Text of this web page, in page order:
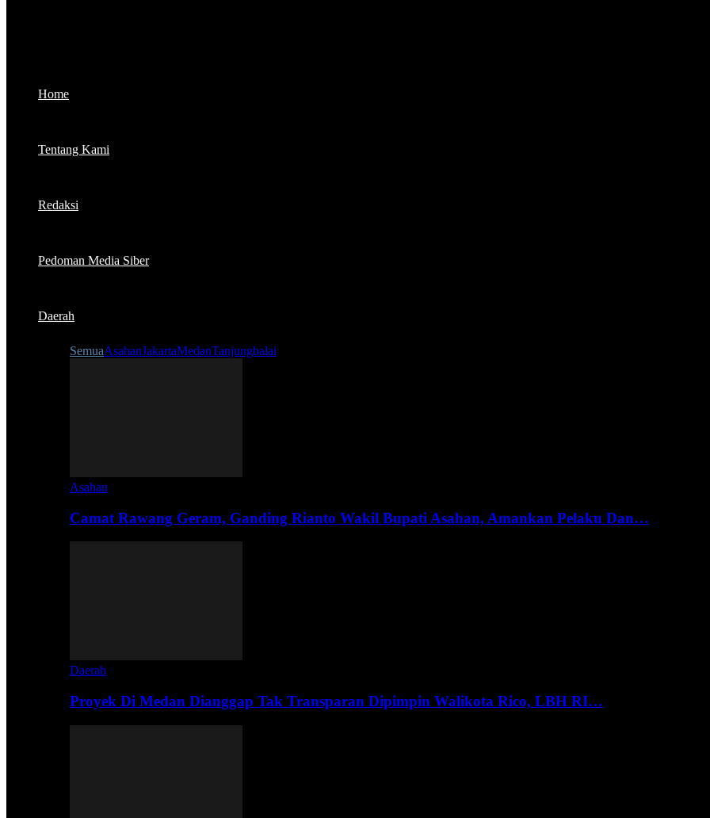
Home
Tentang Kami
Redaksi
Pedoman Media Siber
Daerah
SemuaAsahanJakartaMedanTanjungbalai
Asahan
Camat Rawang Geram, Ganding Rianto Wakil Bupati Asahan, Amankan Pelaku Dan…
Daerah
Proyek Di Medan Dianggap Tak Transparan Dipimpin Walikota Rico, LBH RI…